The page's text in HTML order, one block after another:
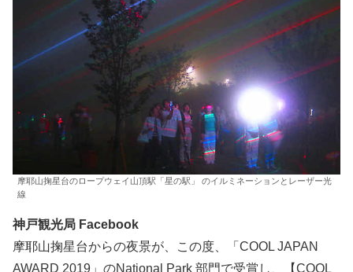
摩耶山掬星台のロープウェイ山頂駅「星の駅」 のイルミネーションとレーザー光
線
神戸観光局 Facebook
摩耶山掬星台からの夜景が、この度、「COOL JAPAN
AWARD 2019」のNational Park 部門で受賞し、【COOL